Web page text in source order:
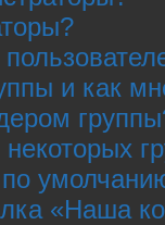
и как
по
«Наша